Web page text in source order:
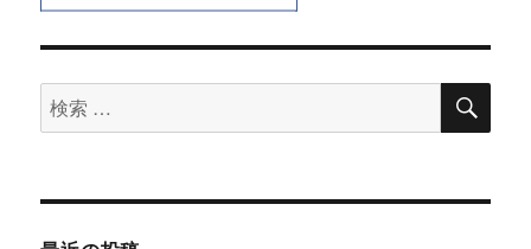
検
索
象:
検